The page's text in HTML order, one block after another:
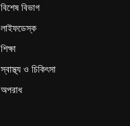
বিশেষ বিভাগ
লাইফডেস্ক
শিক্ষা
স্বাস্থ্য ও চিকিৎসা
অপরাধ